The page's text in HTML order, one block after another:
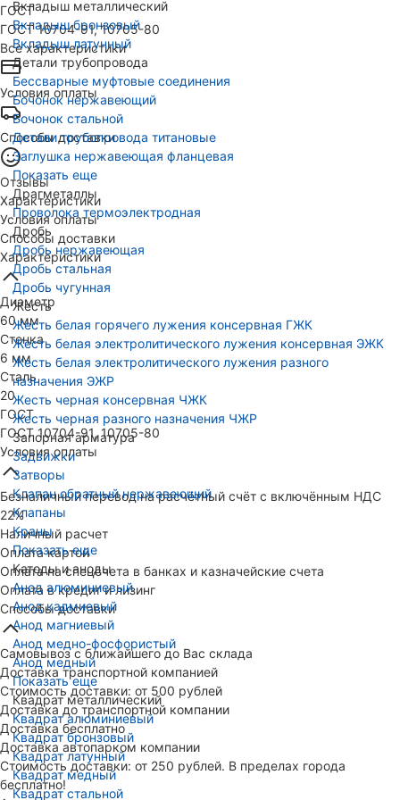
Вкладыш металлический
Вкладыш бронзовый
Вкладыш латунный
Детали трубопровода
Бессварные муфтовые соединения
Бочонок нержавеющий
Бочонок стальной
Детали трубопровода титановые
Заглушка нержавеющая фланцевая
Показать еще
Драгметаллы
Проволока термоэлектродная
Дробь
Дробь нержавеющая
Дробь стальная
Дробь чугунная
Жесть
Жесть белая горячего лужения консервная ГЖК
Жесть белая электролитического лужения консервная ЭЖК
Жесть белая электролитического лужения разного
назначения ЭЖР
Жесть черная консервная ЧЖК
Жесть черная разного назначения ЧЖР
Запорная арматура
Задвижки
Затворы
Клапан обратный нержавеющий
Клапаны
Краны
Показать еще
Катоды и аноды
Анод алюминиевый
Анод кадмиевый
Анод магниевый
Анод медно-фосфористый
Анод медный
Показать еще
Квадрат металлический
Квадрат алюминиевый
Квадрат бронзовый
Квадрат латунный
Квадрат медный
Квадрат стальной
ГОСТ
ГОСТ 10704-91, 10705-80
Все характеристики
Условия оплаты
Способы доставки
Отзывы
Характеристики
Условия оплаты
Способы доставки
Характеристики
Диаметр
60 мм
Стенка
6 мм
Сталь
20
ГОСТ
ГОСТ 10704-91, 10705-80
Условия оплаты
Безналичный перевод на расчётный счёт с включённым НДС
22%
Наличный расчет
Оплата картой
Оплата на спецсчета в банках и казначейские счета
Оплата в кредит и лизинг
Способы доставки
Самовывоз с ближайшего до Вас склада
Доставка транспортной компанией
Стоимость доставки: от 500 рублей
Доставка до транспортной компании
Доставка бесплатно
Доставка автопарком компании
Стоимость доставки: от 250 рублей. В пределах города
бесплатно!